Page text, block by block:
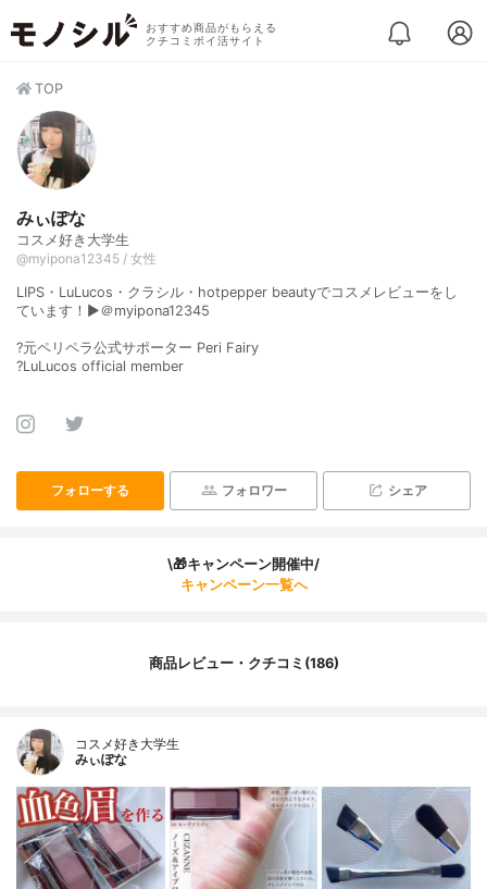
おすすめ商品がもらえる
クチコミポイ活サイト
TOP
みぃぽな
コスメ好き大学生
@myipona12345 / 女性
LIPS・LuLucos・クラシル・hotpepper beautyでコスメレビューをし
ています！▶︎＠myipona12345
?元ペリペラ公式サポーター Peri Fairy
?LuLucos official member
フォローする フォロワー シェア
\🎁キャンペーン開催中/
キャンペーン一覧へ
商品レビュー・クチコミ(186)
コスメ好き大学生
みぃぽな